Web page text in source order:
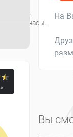
На
Вы
часы.